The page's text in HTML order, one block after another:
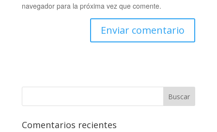
navegador para la próxima vez que comente.
Comentarios recientes